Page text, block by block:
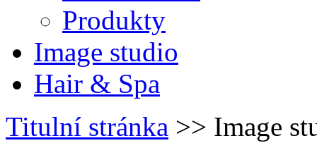
Produkty
Image studio
Hair & Spa
Titulní stránka >> Image